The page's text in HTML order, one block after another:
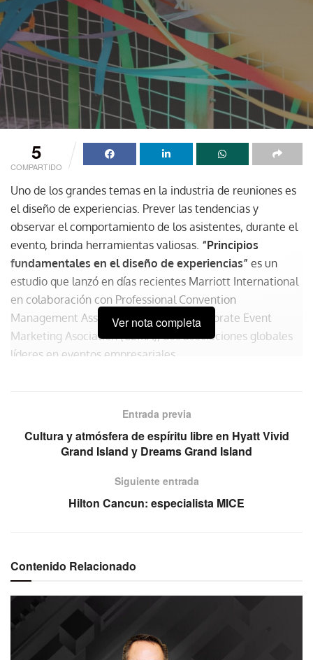
5
COMPARTIDO
Uno de los grandes temas en la industria de reuniones es
el diseño de experiencias. Prever las tendencias y
observar el comportamiento de los asistentes, durante el
evento, brinda herramientas valiosas. “Principios
fundamentales en el diseño de experiencias” es un
estudio que lanzó en días recientes Marriott International
en colaboración con Professional Convention
Management Association (PCMA) y Corporate Event
Marketing Asociation (CEMA), dos asociaciones globales
líderes en eventos empresariales.
Dicha investigación, presentada en el marco de
Exchange Association Masters Customer Conference─la
reunión anual de Marriott realizada este año en Phoenix,
Arizona─, contribuye a la comprensión de cómo aplicar la
innovación en las experiencias. El reporte incluido es el
Ver nota completa
Entrada previa
Cultura y atmósfera de espíritu libre en Hyatt Vivid
Grand Island y Dreams Grand Island
Siguiente entrada
Hilton Cancun: especialista MICE
Contenido Relacionado